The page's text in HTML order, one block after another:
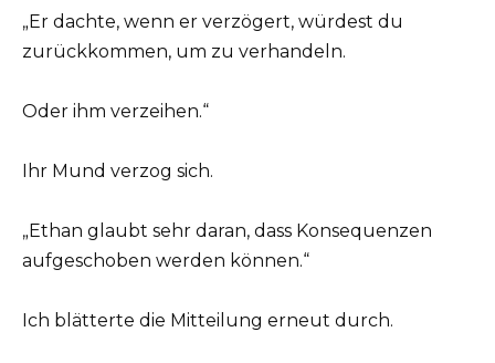
„Er dachte, wenn er verzögert, würdest du
zurückkommen, um zu verhandeln.
Oder ihm verzeihen.“
Ihr Mund verzog sich.
„Ethan glaubt sehr daran, dass Konsequenzen
aufgeschoben werden können.“
Ich blätterte die Mitteilung erneut durch.